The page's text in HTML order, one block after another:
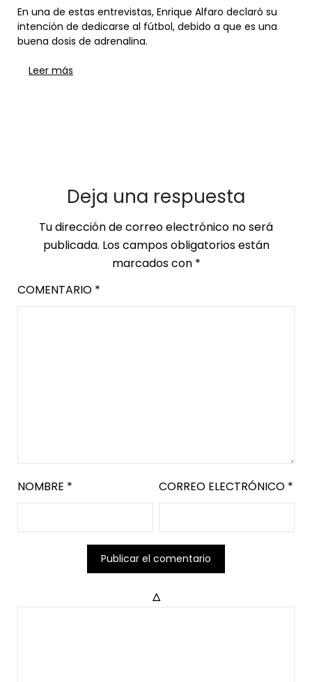
En una de estas entrevistas, Enrique Alfaro declaró su
intención de dedicarse al fútbol, debido a que es una
buena dosis de adrenalina.
Leer más
Deja una respuesta
Tu dirección de correo electrónico no será
publicada. Los campos obligatorios están
marcados con *
COMENTARIO *
NOMBRE * CORREO ELECTRÓNICO *
Δ